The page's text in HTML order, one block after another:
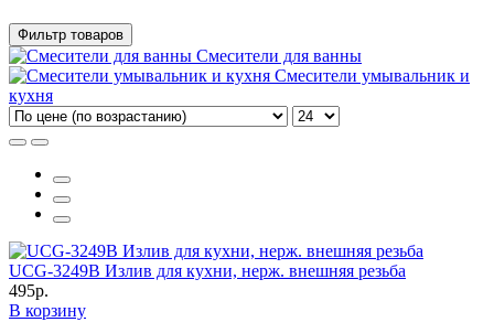
Фильтр товаров
Смесители для ванны
Смесители умывальник и
кухня
UCG-3249B Излив для кухни, нерж. внешняя резьба
495р.
В корзину